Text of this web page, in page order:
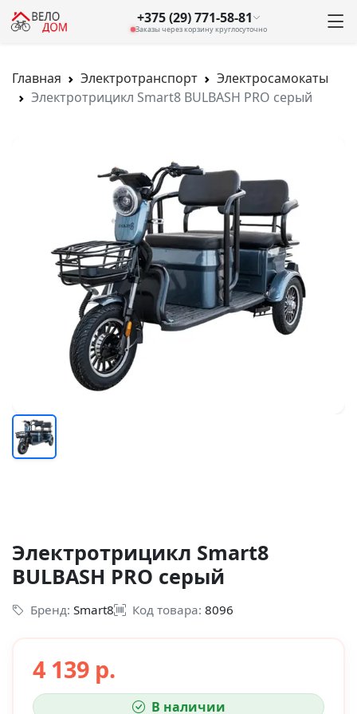
+375 (29) 771-58-81
Заказы через корзину круглосуточно
Главная Электротранспорт
Электросамокаты
Электротрицикл Smart8 BULBASH PRO серый
Электротрицикл Smart8
BULBASH PRO серый
Бренд: Smart8 Код товара: 8096
4 139 р.
В наличии